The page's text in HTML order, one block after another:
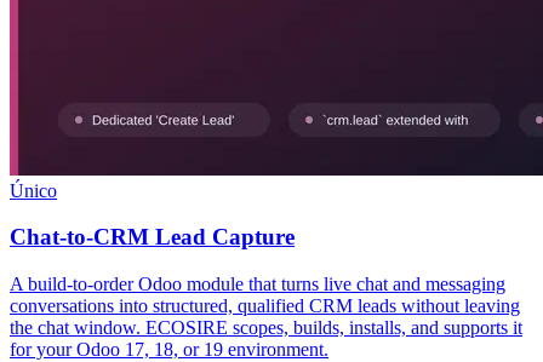
Único
Chat-to-CRM Lead Capture
A build-to-order Odoo module that turns live chat and messaging
conversations into structured, qualified CRM leads without leaving
the chat window. ECOSIRE scopes, builds, installs, and supports it
for your Odoo 17, 18, or 19 environment.